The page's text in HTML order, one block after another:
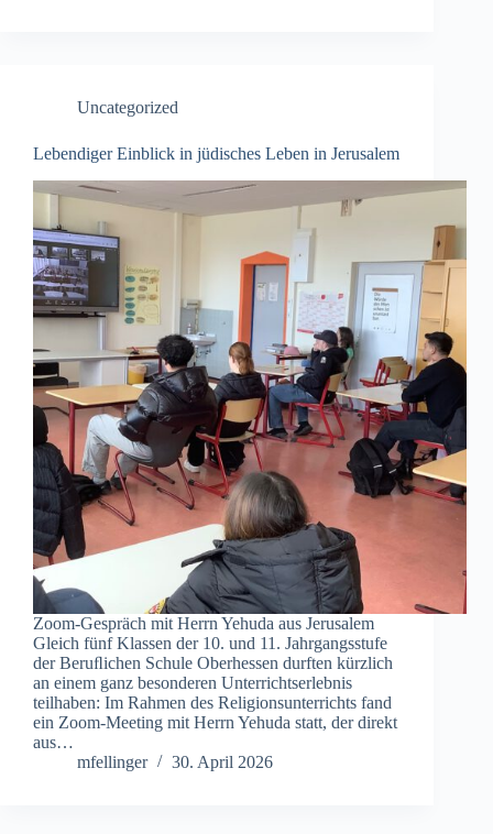
Uncategorized
Lebendiger Einblick in jüdisches Leben in Jerusalem
Zoom-Gespräch mit Herrn Yehuda aus Jerusalem
Gleich fünf Klassen der 10. und 11. Jahrgangsstufe
der Beruﬂichen Schule Oberhessen durften kürzlich
an einem ganz besonderen Unterrichtserlebnis
teilhaben: Im Rahmen des Religionsunterrichts fand
ein Zoom-Meeting mit Herrn Yehuda statt, der direkt
aus…
mfellinger
30. April 2026